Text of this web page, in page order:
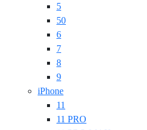
5
50
6
7
8
9
iPhone
11
11 PRO